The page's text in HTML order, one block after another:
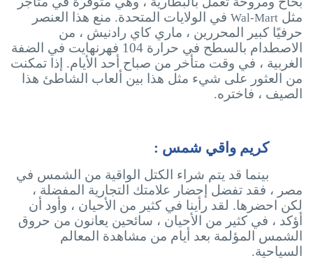
مثل Wal-Mart في الولايات المتحدة. منع هذا العنصر
حرفيًا كبير المحررين ، ماري كاي رادنيش ، من
الاصطدام بالسطح في حرارة 104 فهرنهايت في الضفة
الغربية ، في وقت متأخر من صباح أحد الأيام. إذا تمكنت
من العثور على شيء مثل هذا بين ألعاب الشاطئ هذا
الصيف ، فاختره.
كريم واقي شمس :
بينما قد يتم شراء الكتل الواقية من الشمس في
مصر ، فقد تفضل إحضار علامتك التجارية المفضلة ،
لكن احضرها. لقد رأينا في كثير من الأحيان ، وأود أن
أؤكد ، في كثير من الأحيان ، سائحين يعانون من حروق
الشمس المؤلمة بعد أيام من مشاهدة المعالم
السياحية.